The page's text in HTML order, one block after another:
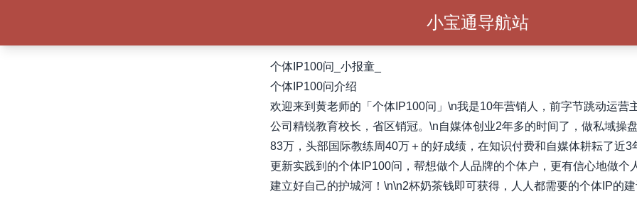
小宝通导航站
个体IP100问_小报童_
个体IP100问介绍
欢迎来到黄老师的「个体IP100问」\n我是10年营销人，前字节跳动运营
公司精锐教育校长，省区销冠。\n自媒体创业2年多的时间了，做私域操
83万，头部国际教练周40万＋的好成绩，在知识付费和自媒体耕耘了近3
更新实践到的个体IP100问，帮想做个人品牌的个体户，更有信心地做个
建立好自己的护城河！\n\n2杯奶茶钱即可获得，人人都需要的个体IP的